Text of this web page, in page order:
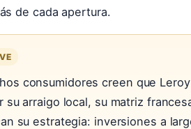
de cada apertura.
consumidores creen que
su arraigo local, su matriz
su estrategia: inversiones a